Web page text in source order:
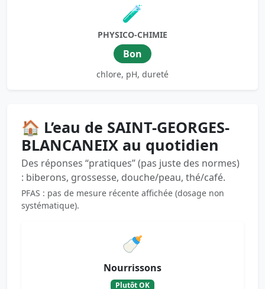
🧪
PHYSICO-CHIMIE
Bon
chlore, pH, dureté
🏠 L’eau de SAINT-GEORGES-
BLANCANEIX au quotidien
Des réponses “pratiques” (pas juste des normes)
: biberons, grossesse, douche/peau, thé/café.
PFAS : pas de mesure récente affichée (dosage non
systématique).
🍼
Nourrissons
Plutôt OK